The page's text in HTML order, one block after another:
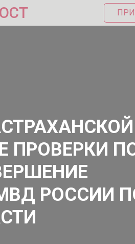
ПРОВЕРКИ
РОССИИ